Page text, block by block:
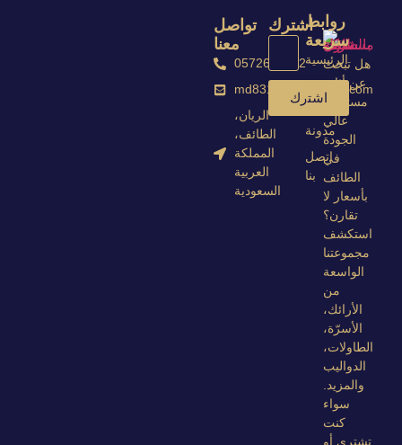
هل تبحث
عن أثاث
مستعمل
عالي
الجودة
في
الطائف
بأسعار لا
تقارن؟
استكشف
مجموعتنا
الواسعة
من
الأرائك،
الأسرّة،
الطاولات،
الدواليب
والمزيد.
سواء
كنت
تشتري أو
روابط
سريعة
الرئيسية
عنا
مدونة
اتصل
بنا
تواصل
معنا
0572674672
md8313703@gmail.com
الريان،
الطائف،
المملكة
العربية
السعودية
اشترك
اشترك